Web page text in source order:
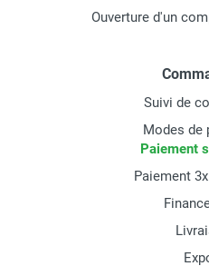
Ouverture d'un
Suivi de
Modes de
Paiement
Paiement